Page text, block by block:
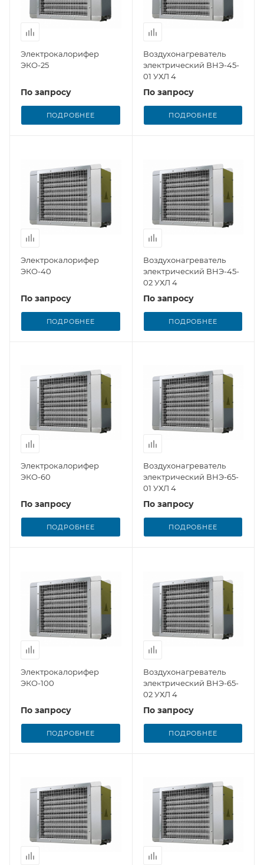
Электрокалорифер
ЭКО-25
По запросу
ПОДРОБНЕЕ
Воздухонагреватель
электрический ВНЭ-45-
01 УХЛ 4
По запросу
ПОДРОБНЕЕ
Электрокалорифер
ЭКО-40
По запросу
ПОДРОБНЕЕ
Воздухонагреватель
электрический ВНЭ-45-
02 УХЛ 4
По запросу
ПОДРОБНЕЕ
Электрокалорифер
ЭКО-60
По запросу
ПОДРОБНЕЕ
Воздухонагреватель
электрический ВНЭ-65-
01 УХЛ 4
По запросу
ПОДРОБНЕЕ
Электрокалорифер
ЭКО-100
По запросу
ПОДРОБНЕЕ
Воздухонагреватель
электрический ВНЭ-65-
02 УХЛ 4
По запросу
ПОДРОБНЕЕ